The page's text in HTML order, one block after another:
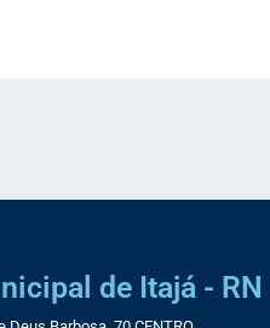
de Itajá - RN